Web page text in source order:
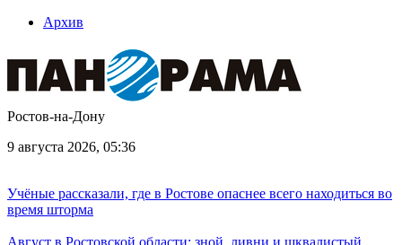
Архив
Ростов-на-Дону
9 августа 2026, 05:36
Учёные рассказали, где в Ростове опаснее всего находиться во
время шторма
Август в Ростовской области: зной, ливни и шквалистый